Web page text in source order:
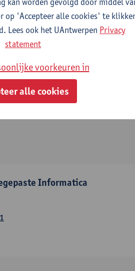
Wout Van Uytsel Femke Wouters
Rafael Berkvens Rreze Halili
Informatica
op 'Accepteer alle cookies' te
Lees ook het UAntwerpen Privacy
statement
voorkeuren in
alle cookies